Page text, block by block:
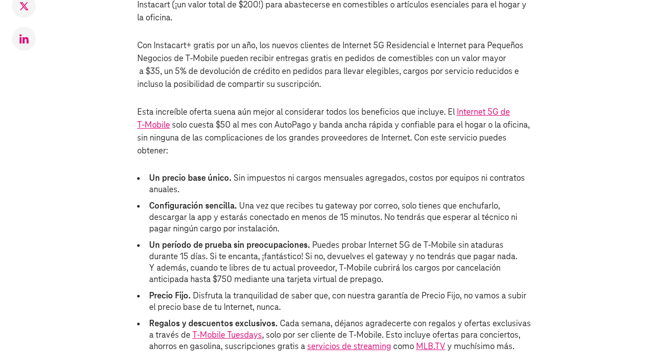
Compartir
Compartr
Instacart (¡un valor total de $200!) para abastecerse en comestibles o artículos esenciales para el hogar y
la oficina.
Con Instacart+ gratis por un año, los nuevos clientes de Internet 5G Residencial e Internet para Pequeños
Negocios de T‑Mobile pueden recibir entregas gratis en pedidos de comestibles con un valor mayor
a $35, un 5% de devolución de crédito en pedidos para llevar elegibles, cargos por servicio reducidos e
incluso la posibilidad de compartir su suscripción.
Esta increíble oferta suena aún mejor al considerar todos los beneficios que incluye. El Internet 5G de
T‑Mobile solo cuesta $50 al mes con AutoPago y banda ancha rápida y confiable para el hogar o la oficina,
sin ninguna de las complicaciones de los grandes proveedores de Internet. Con este servicio puedes
obtener:
Un precio base único. Sin impuestos ni cargos mensuales agregados, costos por equipos ni contratos
anuales.
Configuración sencilla. Una vez que recibes tu gateway por correo, solo tienes que enchufarlo,
descargar la app y estarás conectado en menos de 15 minutos. No tendrás que esperar al técnico ni
pagar ningún cargo por instalación.
Un período de prueba sin preocupaciones. Puedes probar Internet 5G de T‑Mobile sin ataduras
durante 15 días. Si te encanta, ¡fantástico! Si no, devuelves el gateway y no tendrás que pagar nada.
Y además, cuando te libres de tu actual proveedor, T‑Mobile cubrirá los cargos por cancelación
anticipada hasta $750 mediante una tarjeta virtual de prepago.
Precio Fijo. Disfruta la tranquilidad de saber que, con nuestra garantía de Precio Fijo, no vamos a subir
el precio base de tu Internet, nunca.
Regalos y descuentos exclusivos. Cada semana, déjanos agradecerte con regalos y ofertas exclusivas
a través de T‑Mobile Tuesdays, solo por ser cliente de T‑Mobile. Esto incluye ofertas para conciertos,
ahorros en gasolina, suscripciones gratis a servicios de streaming como MLB.TV y muchísimo más.